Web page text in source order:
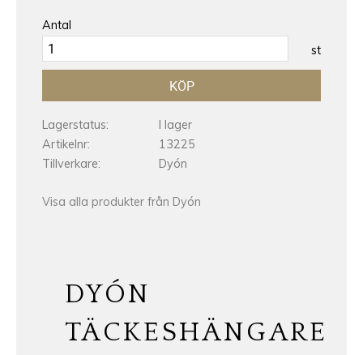
Antal
st
KÖP
Lagerstatus
I lager
Artikelnr
13225
Tillverkare
Dyón
Visa alla produkter från Dyón
DYÓN
TÄCKESHÄNGARE